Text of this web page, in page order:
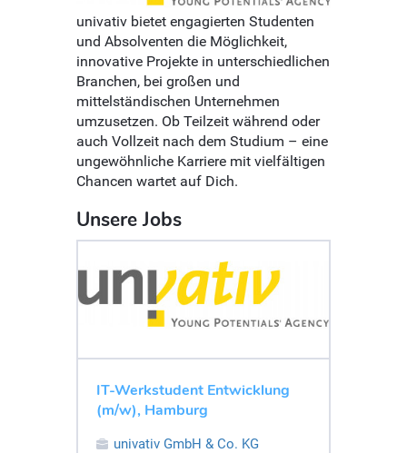
univativ bietet engagierten Studenten
und Absolventen die Möglichkeit,
innovative Projekte in unterschiedlichen
Branchen, bei großen und
mittelständischen Unternehmen
umzusetzen. Ob Teilzeit während oder
auch Vollzeit nach dem Studium – eine
ungewöhnliche Karriere mit vielfältigen
Chancen wartet auf Dich.
Unsere Jobs
IT-Werkstudent Entwicklung
(m/w), Hamburg
univativ GmbH & Co. KG